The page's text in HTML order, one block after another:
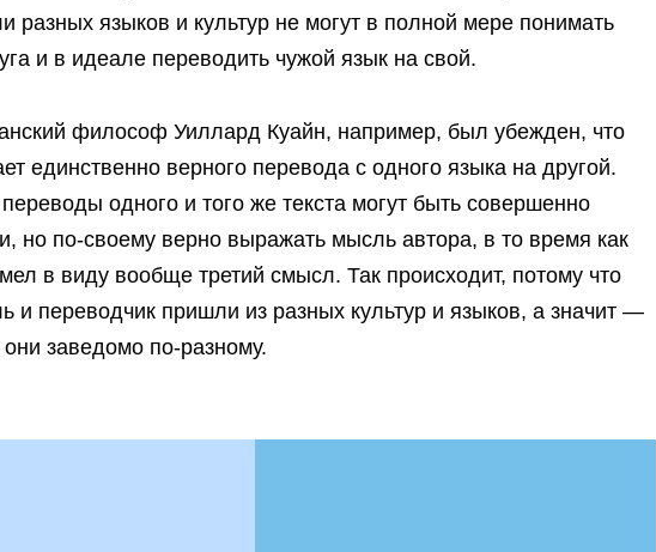
разных языков и культур не могут в полной мере понимать
и в идеале переводить чужой язык на свой.
философ Уиллард Куайн, например, был убежден, что
единственно верного перевода с одного языка на другой.
одного и того же текста могут быть совершенно
но по-своему верно выражать мысль автора, в то время как
в виду вообще третий смысл. Так происходит, потому что
и переводчик пришли из разных культур и языков, а значит —
заведомо по-разному.